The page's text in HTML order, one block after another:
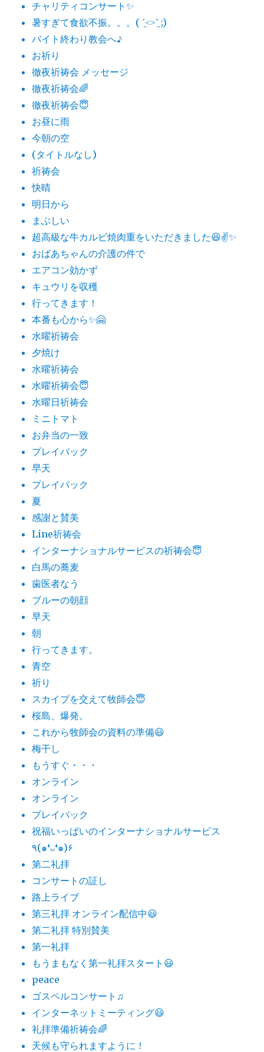
チャリティコンサート✨
暑すぎて食欲不振。。。( ˊ̱˂˃ˋ̱ ;)
バイト終わり教会へ♪
お祈り
徹夜祈祷会 メッセージ
徹夜祈祷会🌈
徹夜祈祷会😇
お昼に雨
今朝の空
(タイトルなし)
祈祷会
快晴
明日から
まぶしい
超高級な牛カルビ焼肉重をいただきました😆✌️✨
おばあちゃんの介護の件で
エアコン効かず
キュウリを収穫
行ってきます！
本番も心から✨🤗
水曜祈祷会
夕焼け
水曜祈祷会
水曜祈祷会😇
水曜日祈祷会
ミニトマト
お弁当の一致
プレイバック
早天
プレイバック
夏
感謝と賛美
Line祈祷会
インターナショナルサービスの祈祷会😇
白馬の蕎麦
歯医者なう
ブルーの朝顔
早天
朝
行ってきます。
青空
祈り
スカイプを交えて牧師会😇
桜島、爆発。
これから牧師会の資料の準備😃
梅干し
もうすぐ・・・
オンライン
オンライン
プレイバック
祝福いっぱいのインターナショナルサービス
٩(๑❛ᴗ❛๑)۶
第二礼拝
コンサートの証し
路上ライブ
第三礼拝 オンライン配信中😃
第二礼拝 特別賛美
第一礼拝
もうまもなく第一礼拝スタート😃
peace
ゴスペルコンサート♫
インターネットミーティング😃
礼拝準備祈祷会🌈
天候も守られますように！